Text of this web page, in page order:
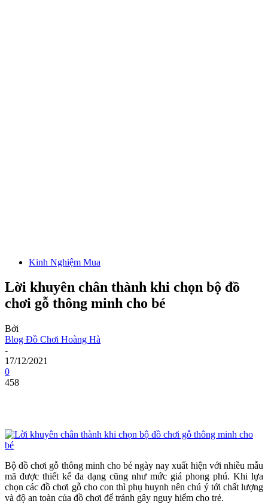
Kinh Nghiệm Mua
Lời khuyên chân thành khi chọn bộ đồ
chơi gỗ thông minh cho bé
Bởi
Blog Đồ Chơi Hoàng Hà
-
17/12/2021
0
458
Bộ đồ chơi gỗ thông minh cho bé ngày nay xuất hiện với nhiều mẫu
mã được thiết kế đa dạng cũng như mức giá phong phú. Khi lựa
chọn các đồ chơi gỗ cho con thì phụ huynh nên chú ý tới chất lượng
và độ an toàn của đồ chơi để tránh gây nguy hiểm cho trẻ.